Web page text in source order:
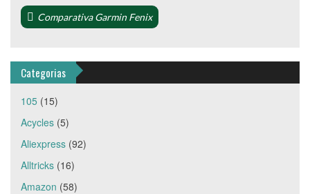
Comparativa Garmin Fenix
Categorias
105 (15)
Acycles (5)
Aliexpress (92)
Alltricks (16)
Amazon (58)